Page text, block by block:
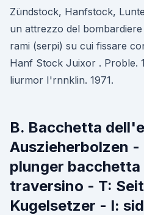
Zündstock, Hanfstock,
un attrezzo del
rami (serpi) su cui fissare
Hanf Stock Juixor . Proble.
liurmor I'rnnklin. 1971.
B. Bacchetta
Auszieherbolzen
plunger
traversino - T:
Kugelsetzer - I: